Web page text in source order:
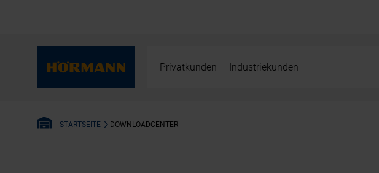
Privatkunden Industriekunden
STARTSEITE DOWNLOADCENTER